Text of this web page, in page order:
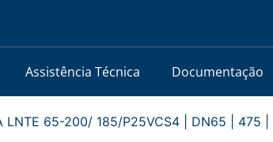
Assistência Técnica Documentação
LNTE 65-200/ 185/P25VCS4 | DN65 | 475